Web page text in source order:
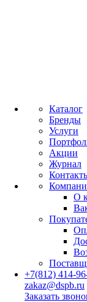
Каталог
Бренды
Услуги
Акции
Журнал
О
+7(812) 414-
zakaz@dspb.ru
Заказать